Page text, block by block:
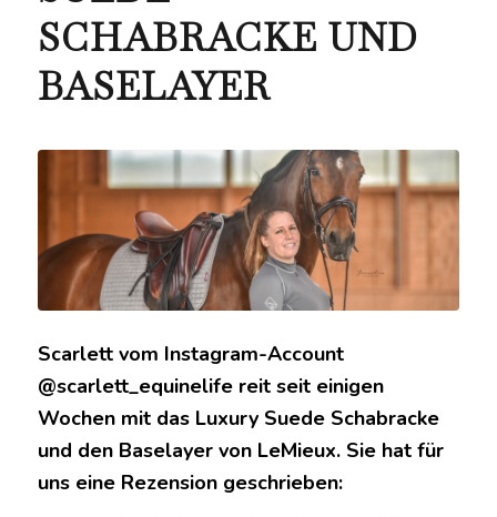
SCHABRACKE UND
BASELAYER
Scarlett vom Instagram-Account
@scarlett_equinelife reit seit einigen
Wochen mit das Luxury Suede Schabracke
und den Baselayer von LeMieux. Sie hat für
uns eine Rezension geschrieben: